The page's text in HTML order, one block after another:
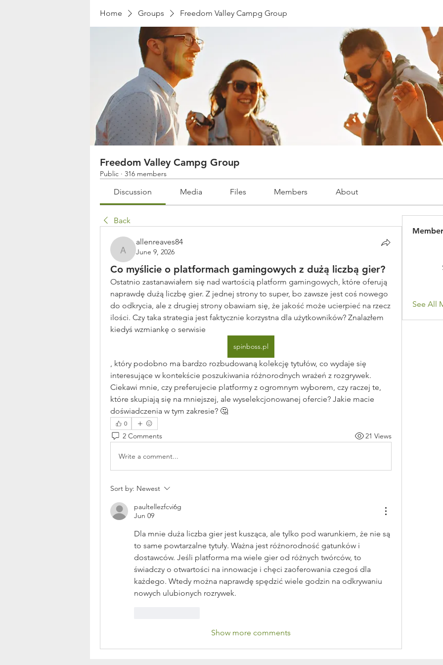
Home Groups Freedom Valley Campg Group
Freedom Valley Campg Group
Public · 316 members
Discussion Media Files Members About
Back
allenreaves84
allenreaves84
June 9, 2026
Co myślicie o platformach gamingowych z dużą liczbą gier?
Ostatnio zastanawiałem się nad wartością platform gamingowych, które oferują
naprawdę dużą liczbę gier. Z jednej strony to super, bo zawsze jest coś nowego
do odkrycia, ale z drugiej strony obawiam się, że jakość może ucierpieć na rzecz
ilości. Czy taka strategia jest faktycznie korzystna dla użytkowników? Znalazłem
kiedyś wzmiankę o serwisie
spinboss.pl
, który podobno ma bardzo rozbudowaną kolekcję tytułów, co wydaje się
interesujące w kontekście poszukiwania różnorodnych wrażeń z rozgrywek.
Ciekawi mnie, czy preferujecie platformy z ogromnym wyborem, czy raczej te,
które skupiają się na mniejszej, ale wyselekcjonowanej ofercie? Jakie macie
doświadczenia w tym zakresie? 🤔
0
2 Comments 21 Views
Write a comment...
Sort by: Newest
paultellezfcvi6g
Jun 09
Dla mnie duża liczba gier jest kusząca, ale tylko pod warunkiem, że nie są
to same powtarzalne tytuły. Ważna jest różnorodność gatunków i
dostawców. Jeśli platforma ma wiele gier od różnych twórców, to
świadczy o otwartości na innowacje i chęci zaoferowania czegoś dla
każdego. Wtedy można naprawdę spędzić wiele godzin na odkrywaniu
nowych ulubionych rozrywek.
Show more comments
See All